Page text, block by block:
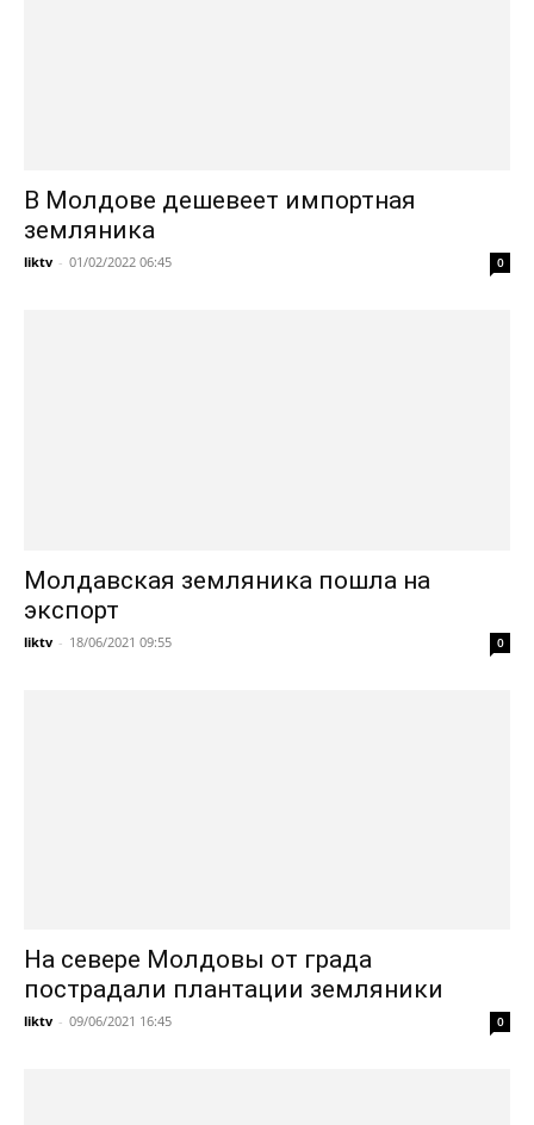
В Молдове дешевеет импортная
земляника
liktv - 01/02/2022 06:45 0
Молдавская земляника пошла на
экспорт
liktv - 18/06/2021 09:55 0
На севере Молдовы от града
пострадали плантации земляники
liktv - 09/06/2021 16:45 0